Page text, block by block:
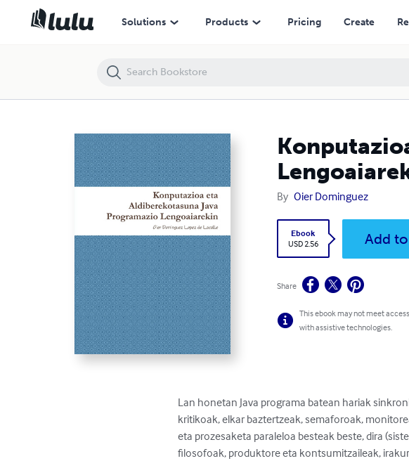
Solutions Products Pricing Create
By Oier Dominguez
Ebook
USD 2.56
Add
Share
This ebook may not meet
with assistive technologies.
Lan honetan Java programa batean hariak
kritikoak, elkar baztertzeak, semaforoak,
eta prozesaketa paraleloa besteak beste, dira
filosofoak, produktore eta kontsumitzaileak,
Konputazioa eta Aldiberekotasuna Java Programazio Lengoaiarekin